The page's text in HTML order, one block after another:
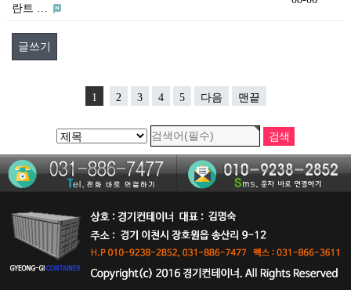
란트 …
글쓰기
1 2 3 4 5 다음 맨끝